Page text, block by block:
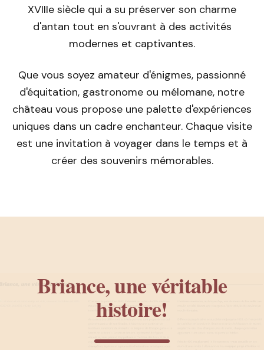
XVIIIe siècle qui a su préserver son charme
d'antan tout en s'ouvrant à des activités
modernes et captivantes.
Que vous soyez amateur d'énigmes, passionné
d'équitation, gastronome ou mélomane, notre
château vous propose une palette d'expériences
uniques dans un cadre enchanteur. Chaque visite
est une invitation à voyager dans le temps et à
créer des souvenirs mémorables.
Briance, une véritable
histoire!